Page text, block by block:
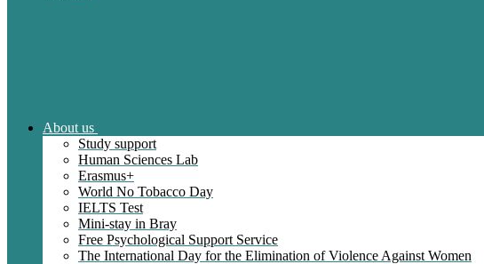
About us
Study support
Human Sciences Lab
Erasmus+
World No Tobacco Day
IELTS Test
Mini-stay in Bray
Free Psychological Support Service
The International Day for the Elimination of Violence Against Women